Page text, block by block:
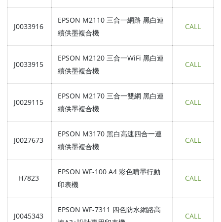
J0033916
EPSON M2110 三合一網路 黑白連
續供墨複合機
CALL
J0033915
EPSON M2120 三合一WiFi 黑白連
續供墨複合機
CALL
J0029115
EPSON M2170 三合一雙網 黑白連
續供墨複合機
CALL
J0027673
EPSON M3170 黑白高速四合一連
續供墨複合機
CALL
H7823
EPSON WF-100 A4 彩色噴墨行動
印表機
CALL
J0045343
EPSON WF-7311 四色防水網路高
CALL